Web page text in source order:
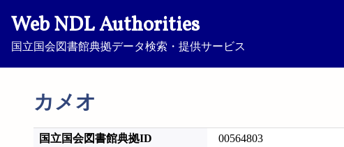
Web NDL Authorities
国立国会図書館典拠データ検索・提供サービス
カメオ
国立国会図書館典拠ID 00564803